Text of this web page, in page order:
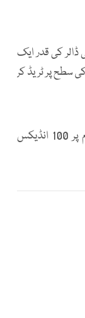
کی قدر ایک
کے بعد ڈالر 281 روپے کی سطح پر ٹریڈ کر
یاد رہے کہ گزشتہ ہفتے کاروبار کے اختتام پر 100 انڈیکس